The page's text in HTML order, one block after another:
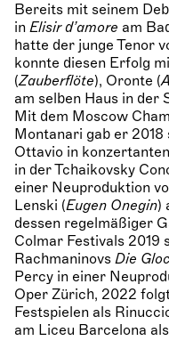
Bereits mit seinem
in Elisir d’amore am
hatte der junge Tenor
konnte diesen Erfolg
(Zauberflöte), Oronte (
am selben Haus in der
Mit dem Moscow
Montanari gab er 2018
Ottavio in
in der Tchaikovsky
einer Neuproduktion
Lenski (Eugen Onegin)
dessen regelmäßiger
Colmar Festivals 2019
Rachmaninovs Die
Percy in einer
Oper Zürich, 2022
Festspielen als
am Liceu Barcelona